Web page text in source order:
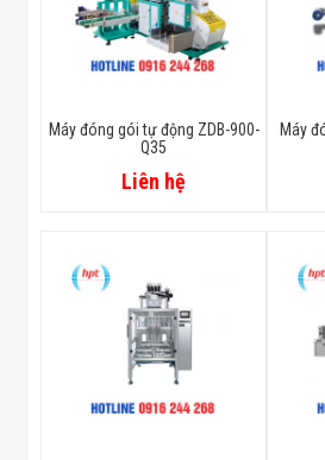
Máy đóng gói tự động ZDB-900-
Q35
Liên hệ
Máy